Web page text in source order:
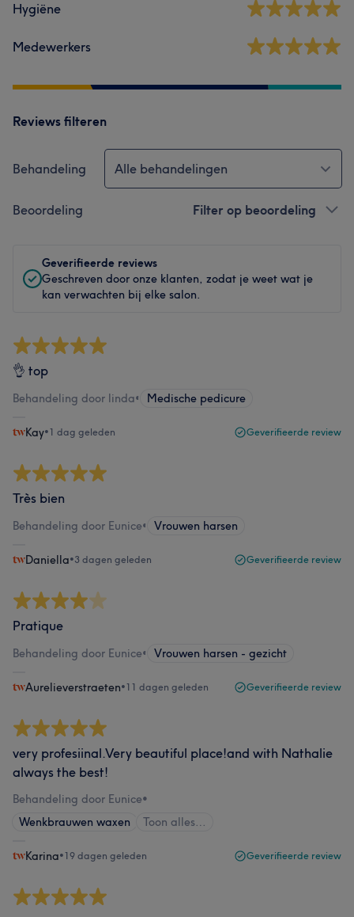
Hygiëne
Medewerkers
Reviews filteren
Behandeling Alle behandelingen
Beoordeling Filter op beoordeling
Geverifieerde reviews
Geschreven door onze klanten, zodat je weet wat je
kan verwachten bij elke salon.
👌 top
Behandeling door linda• Medische pedicure
Kay•1 dag geleden Geverifieerde review
Très bien
Behandeling door Eunice• Vrouwen harsen
Daniella•3 dagen geleden Geverifieerde review
Pratique
Behandeling door Eunice• Vrouwen harsen - gezicht
Aurelieverstraeten•11 dagen geleden Geverifieerde review
very profesiinal.Very beautiful place!and with Nathalie
always the best!
Behandeling door Eunice•
Wenkbrauwen waxen
Toon alles…
Karina•19 dagen geleden Geverifieerde review